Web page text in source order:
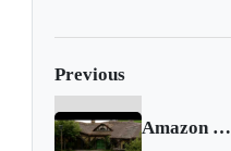
Previous
Amazon moves Middle Earth out of New Zealand